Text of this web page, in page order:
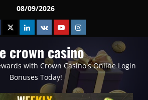
08/09/2026
TwitterLinkedin
VK YoutubeInstagram
crown casino
with Crown Casino's Online Login
Bonuses Today!